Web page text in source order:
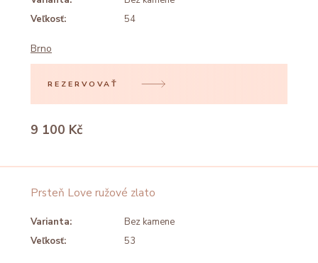
Veľkosť:
54
Brno
REZERVOVAŤ
9 100 Kč
Prsteň Love ružové zlato
Varianta:
Bez kamene
Veľkosť:
53